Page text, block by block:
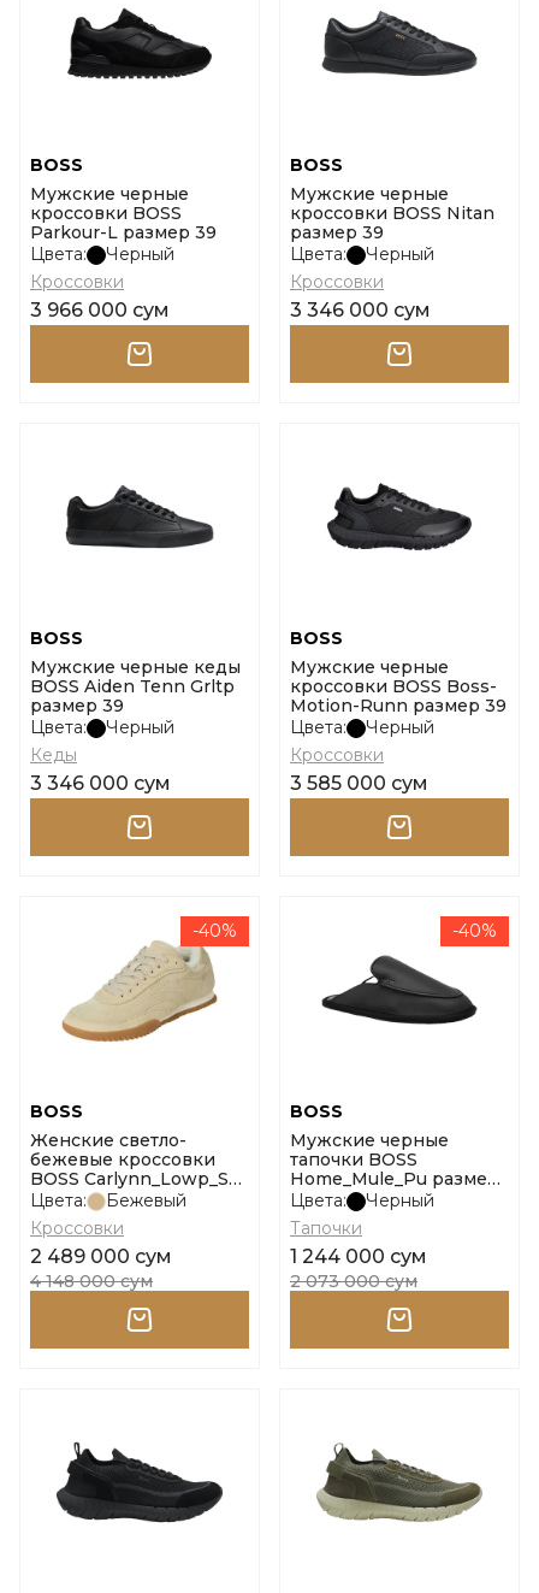
BOSS
Мужские черные
кроссовки BOSS
Parkour-L размер 39
Цвета:
Черный
Кроссовки
3 966 000 сум
BOSS
Мужские черные
кроссовки BOSS Nitan
размер 39
Цвета:
Черный
Кроссовки
3 346 000 сум
BOSS
Мужские черные кеды
BOSS Aiden Tenn Grltp
размер 39
Цвета:
Черный
Кеды
3 346 000 сум
BOSS
Мужские черные
кроссовки BOSS Boss-
Motion-Runn размер 39
Цвета:
Черный
Кроссовки
3 585 000 сум
-40%
BOSS
Женские светло-
бежевые кроссовки
BOSS Carlynn_Lowp_Sdf
размер 36
Цвета:
Бежевый
Кроссовки
2 489 000 сум
4 148 000 сум
-40%
BOSS
Мужские черные
тапочки BOSS
Home_Mule_Pu размер
39
Цвета:
Черный
Тапочки
1 244 000 сум
2 073 000 сум